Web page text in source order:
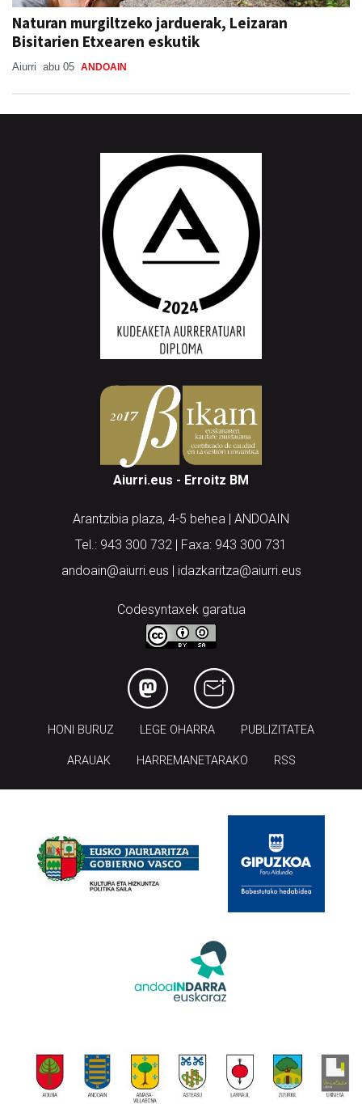
Naturan murgiltzeko jarduerak, Leizaran
Bisitarien Etxearen eskutik
Aiurri abu 05 ANDOAIN
Aiurri.eus - Erroitz BM
Arantzibia plaza, 4-5 behea | ANDOAIN
Tel.: 943 300 732 | Faxa: 943 300 731
andoain@aiurri.eus | idazkaritza@aiurri.eus
Codesyntaxek garatua
HONI BURUZ LEGE OHARRA PUBLIZITATEA
ARAUAK HARREMANETARAKO RSS